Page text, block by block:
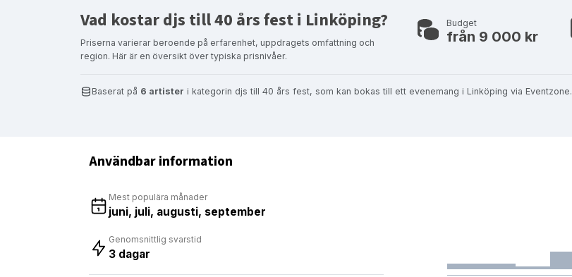
Vad kostar djs till 40 års fest i Linköping?
Priserna varierar beroende på erfarenhet, uppdragets omfattning och
region. Här är en översikt över typiska prisnivåer.
Budget
från 9 000 kr
Baserat på 6 artister i kategorin djs till 40 års fest, som kan bokas till ett evenemang i Linköping via Eventzone.
Användbar information
Mest populära månader
juni, juli, augusti, september
Genomsnittlig svarstid
3 dagar